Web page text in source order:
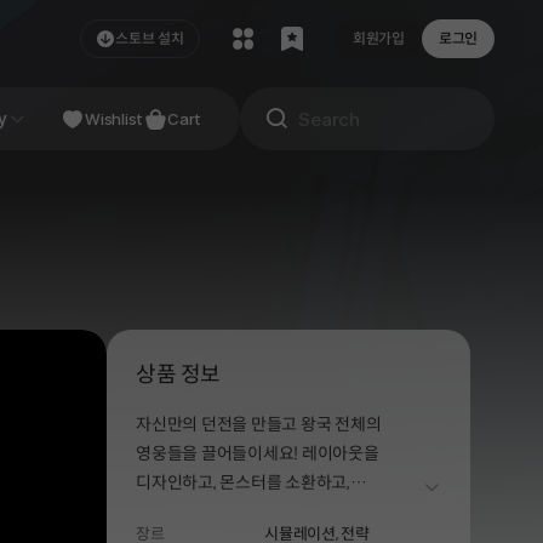
스토브 설치 회원가입 로그인
Studio
Wishlist Cart
상품 정보
자신만의 던전을 만들고 왕국 전체의
영웅들을 끌어들이세요! 레이아웃을
디자인하고, 몬스터를 소환하고,
더보기
장르 시뮬레이션,전략